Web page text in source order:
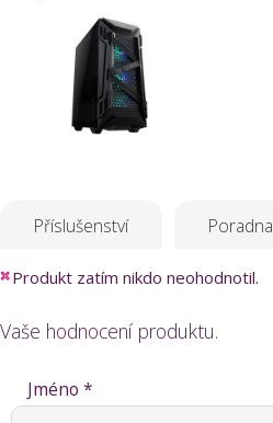
Příslušenství Poradna
Produkt zatím nikdo neohodnotil.
Vaše hodnocení produktu.
Jméno *